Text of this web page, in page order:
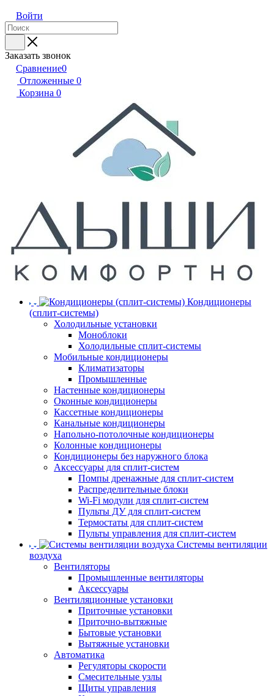
Войти
Заказать звонок
Сравнение0
Отложенные 0
Корзина 0
Кондиционеры
(сплит-системы)
Холодильные установки
Моноблоки
Холодильные сплит-системы
Мобильные кондиционеры
Климатизаторы
Промышленные
Настенные кондиционеры
Оконные кондиционеры
Кассетные кондиционеры
Канальные кондиционеры
Напольно-потолочные кондиционеры
Колонные кондиционеры
Кондиционеры без наружного блока
Аксессуары для сплит-систем
Помпы дренажные для сплит-систем
Распределительные блоки
Wi-Fi модули для сплит-систем
Пульты ДУ для сплит-систем
Термостаты для сплит-систем
Пульты управления для сплит-систем
Системы вентиляции
воздуха
Вентиляторы
Промышленные вентиляторы
Аксессуары
Вентиляционные установки
Приточные установки
Приточно-вытяжные
Бытовые установки
Вытяжные установки
Автоматика
Регуляторы скорости
Смесительные узлы
Щиты управления